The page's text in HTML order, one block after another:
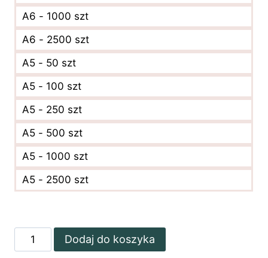
A6 - 1000 szt
A6 - 2500 szt
A5 - 50 szt
A5 - 100 szt
A5 - 250 szt
A5 - 500 szt
A5 - 1000 szt
A5 - 2500 szt
ilość
Ulotki
Dodaj do koszyka